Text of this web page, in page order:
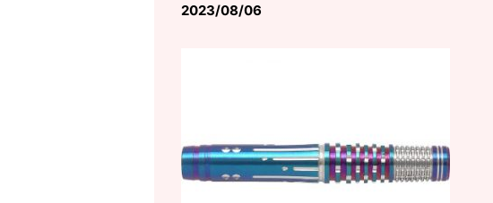
2023/08/06